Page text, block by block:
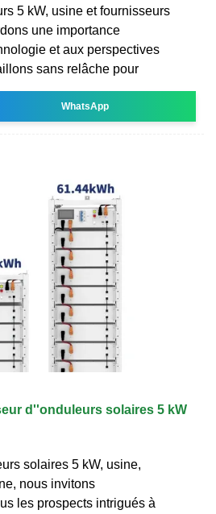
5 kW, usine et fournisseurs
une importance
et aux perspectives
sans relâche pour
WhatsApp
d''onduleurs solaires 5 kW
solaires 5 kW, usine,
nous invitons
les prospects intrigués à